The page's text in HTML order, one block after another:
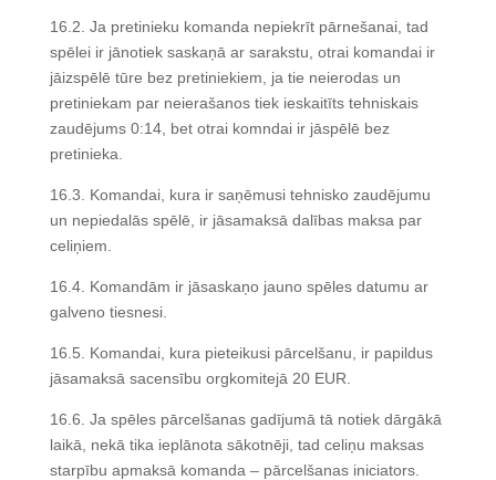
16.2. Ja pretinieku komanda nepiekrīt pārnešanai, tad
spēlei ir jānotiek saskaņā ar sarakstu, otrai komandai ir
jāizspēlē tūre bez pretiniekiem, ja tie neierodas un
pretiniekam par neierašanos tiek ieskaitīts tehniskais
zaudējums 0:14, bet otrai komndai ir jāspēlē bez
pretinieka.
16.3. Komandai, kura ir saņēmusi tehnisko zaudējumu
un nepiedalās spēlē, ir jāsamaksā dalības maksa par
celiņiem.
16.4. Komandām ir jāsaskaņo jauno spēles datumu ar
galveno tiesnesi.
16.5. Komandai, kura pieteikusi pārcelšanu, ir papildus
jāsamaksā sacensību orgkomitejā 20 EUR.
16.6. Ja spēles pārcelšanas gadījumā tā notiek dārgākā
laikā, nekā tika ieplānota sākotnēji, tad celiņu maksas
starpību apmaksā komanda – pārcelšanas iniciators.